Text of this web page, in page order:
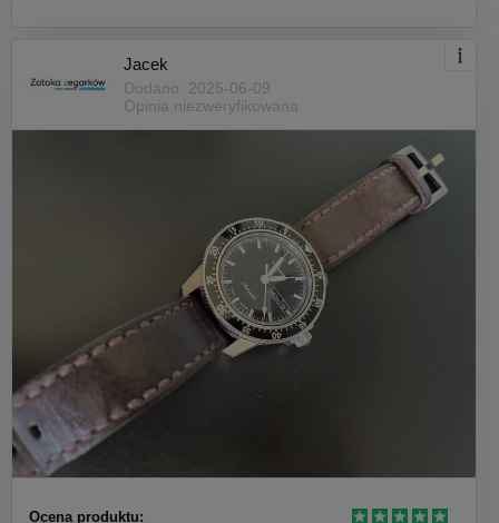
Jacek
Dodano: 2025-06-09
Opinia niezweryfikowana
Ocena produktu: